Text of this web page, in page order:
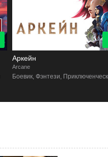
Аркейн
Arcane
Боевик, Фэнтези,